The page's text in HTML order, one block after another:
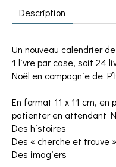
Description
Un nouveau calendrier
1 livre par case, soit 24
Noël en compagnie de
En format 11 x 11 cm,
patienter en attendant
Des histoires
Des « cherche et trouve »
Des imagiers